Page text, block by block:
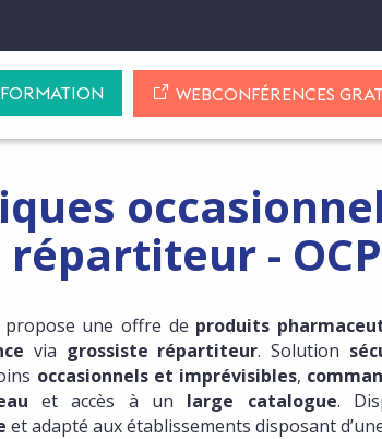
RECHERCHE
FORMATION WEBCONFÉRENCES
-
À JOUR DE CETTE OFFRE
propose une offre de produits
via grossiste répartiteur. Solution
occasionnels et imprévisibles,
et accès à un large catalogue.
et adapté aux établissements disposant